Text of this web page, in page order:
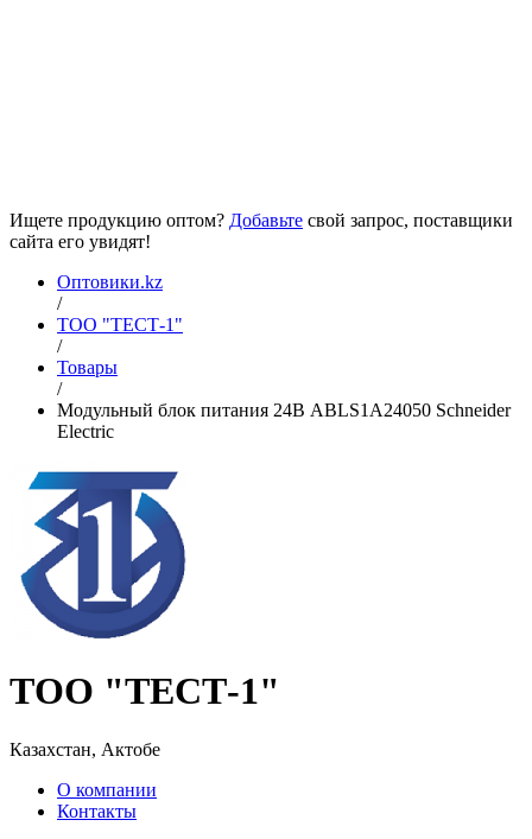
Ищете продукцию оптом? Добавьте свой запрос, поставщики
сайта его увидят!
Оптовики.kz
/
ТОО "ТЕСТ-1"
/
Товары
/
Модульный блок питания 24В ABLS1A24050 Schneider
Electric
ТОО "ТЕСТ-1"
Казахстан, Актобе
О компании
Контакты